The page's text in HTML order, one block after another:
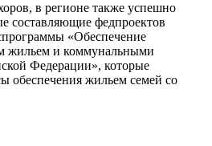
в регионе также успешно
составляющие федпроектов
«Обеспечение
жильем и коммунальными
Федерации», которые
обеспечения жильем семей со